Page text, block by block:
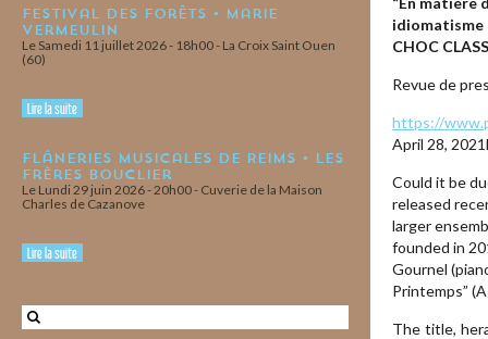
Festival des Forêts • Marie
Vermeulin
Le Samedi 11 juillet 2026 - 18h00 - La Croix Saint Ouen
(60)
Lire la suite
Flâneries Musicales de Reims • Les
Frères Bouclier
Le Lundi 29 juin 2026 - 20h00 - Cuverie de la Maison
Charles de Cazanove
Lire la suite
CHOC
Revue de
https://
April 28,
Could it be
released
larger
founded in
Gournel
Printemps”
The title,